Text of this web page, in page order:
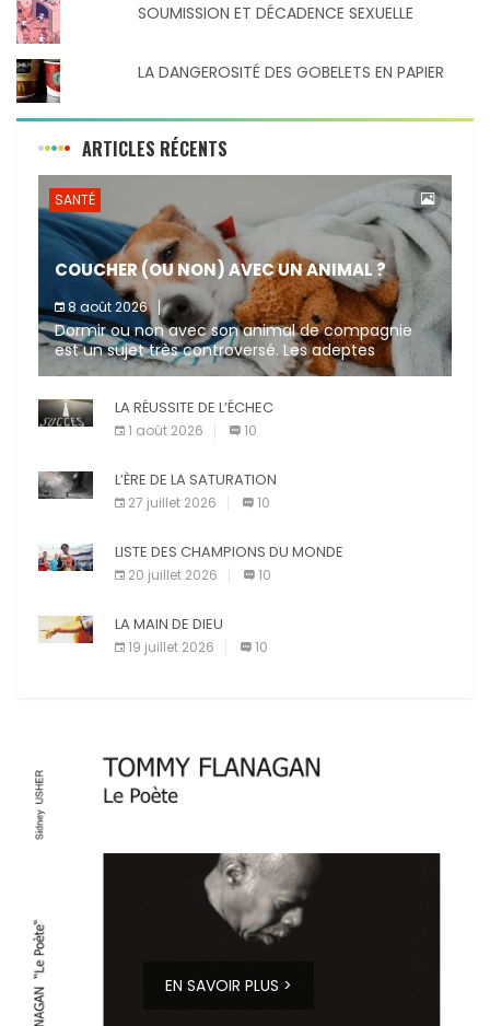
SOUMISSION ET DÉCADENCE SEXUELLE
LA DANGEROSITÉ DES GOBELETS EN PAPIER
ARTICLES RÉCENTS
SANTÉ
COUCHER (OU NON) AVEC UN ANIMAL ?
8 août 2026
Dormir ou non avec son animal de compagnie
est un sujet très controversé. Les adeptes
affirment que la présence de leur compagnon à
LA RÉUSSITE DE L’ÉCHEC
1 août 2026 10
L’ÈRE DE LA SATURATION
27 juillet 2026 10
LISTE DES CHAMPIONS DU MONDE
20 juillet 2026 10
LA MAIN DE DIEU
19 juillet 2026 10
EN SAVOIR PLUS >